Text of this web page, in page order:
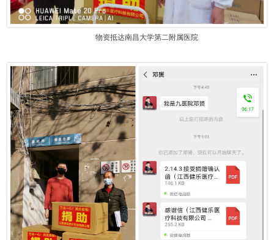
物资抵达南昌大学第二附属医院